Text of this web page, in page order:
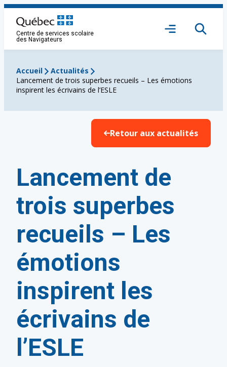
Aller
contenu
Centre de services scolaire
des Navigateurs
Ouvrir
Accueil
Actualités
Lancement de trois superbes recueils – Les émotions
inspirent les écrivains de l’ESLE
Retour aux actualités
Lancement de
trois superbes
recueils – Les
émotions
inspirent les
écrivains de
l’ESLE